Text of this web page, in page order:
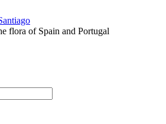
flora of Spain and Portugal